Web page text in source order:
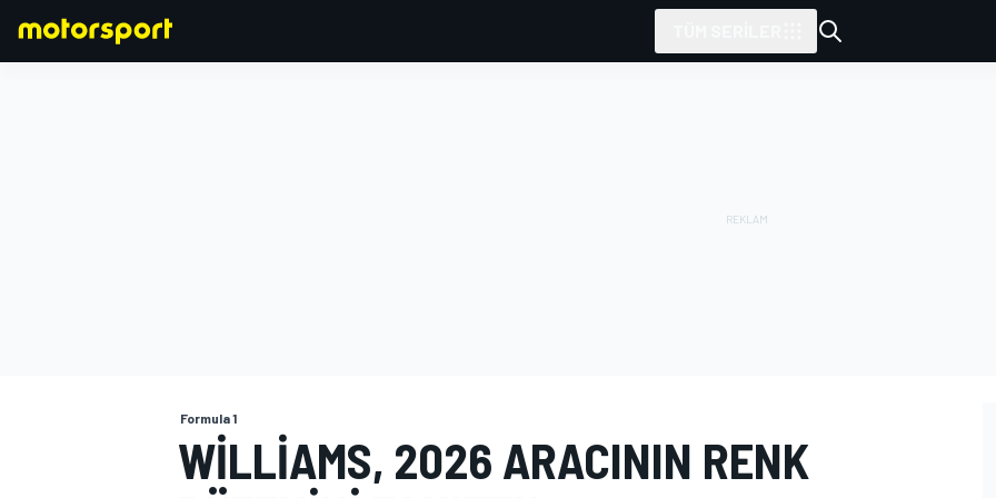
Formula 1
WILLIAMS, 2026 ARACININ RENK